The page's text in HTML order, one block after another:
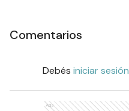
Comentarios
Debés iniciar sesión
Ads